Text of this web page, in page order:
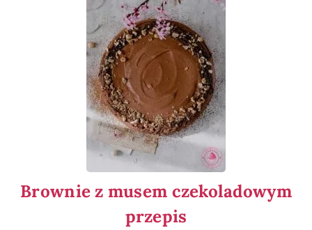
Brownie z musem czekoladowym
przepis